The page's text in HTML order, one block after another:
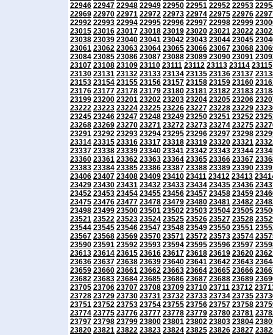
22946 22947 22948 22949 22950 22951 22952 22953
22969 22970 22971 22972 22973 22974 22975 22976
22992 22993 22994 22995 22996 22997 22998 22999
23015 23016 23017 23018 23019 23020 23021 23022
23038 23039 23040 23041 23042 23043 23044 23045
23061 23062 23063 23064 23065 23066 23067 23068
23084 23085 23086 23087 23088 23089 23090 23091
23107 23108 23109 23110 23111 23112 23113 23114 23115
23130 23131 23132 23133 23134 23135 23136 23137
23153 23154 23155 23156 23157 23158 23159 23160
23176 23177 23178 23179 23180 23181 23182 23183
23199 23200 23201 23202 23203 23204 23205 23206
23222 23223 23224 23225 23226 23227 23228 23229
23245 23246 23247 23248 23249 23250 23251 23252
23268 23269 23270 23271 23272 23273 23274 23275
23291 23292 23293 23294 23295 23296 23297 23298
23314 23315 23316 23317 23318 23319 23320 23321
23337 23338 23339 23340 23341 23342 23343 23344
23360 23361 23362 23363 23364 23365 23366 23367
23383 23384 23385 23386 23387 23388 23389 23390
23406 23407 23408 23409 23410 23411 23412 23413
23429 23430 23431 23432 23433 23434 23435 23436
23452 23453 23454 23455 23456 23457 23458 23459
23475 23476 23477 23478 23479 23480 23481 23482
23498 23499 23500 23501 23502 23503 23504 23505
23521 23522 23523 23524 23525 23526 23527 23528
23544 23545 23546 23547 23548 23549 23550 23551
23567 23568 23569 23570 23571 23572 23573 23574
23590 23591 23592 23593 23594 23595 23596 23597
23613 23614 23615 23616 23617 23618 23619 23620
23636 23637 23638 23639 23640 23641 23642 23643
23659 23660 23661 23662 23663 23664 23665 23666
23682 23683 23684 23685 23686 23687 23688 23689
23705 23706 23707 23708 23709 23710 23711 23712
23728 23729 23730 23731 23732 23733 23734 23735
23751 23752 23753 23754 23755 23756 23757 23758
23774 23775 23776 23777 23778 23779 23780 23781
23797 23798 23799 23800 23801 23802 23803 23804
23820 23821 23822 23823 23824 23825 23826 23827